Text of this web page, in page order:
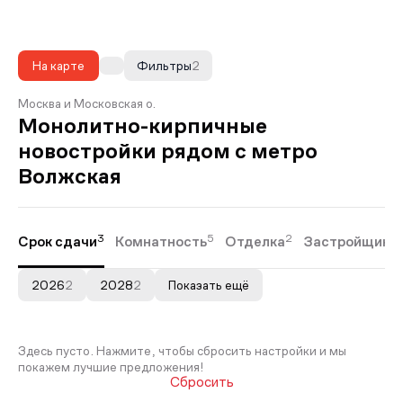
На карте 2
Фильтры
Москва и Московская о.
Монолитно-кирпичные
новостройки рядом с метро
Волжская
Срок сдачи3 Комнатность5 Отделка2 Застройщики
20262 20282 Показать ещё
Здесь пусто. Нажмите, чтобы сбросить настройки и мы
покажем лучшие предложения!
Сбросить